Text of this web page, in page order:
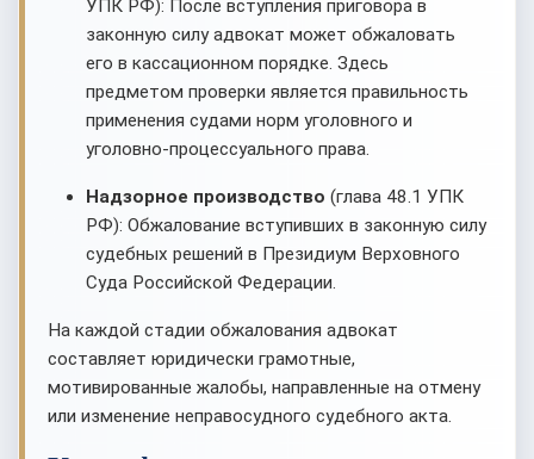
УПК РФ): После вступления приговора в
законную силу адвокат может обжаловать
его в кассационном порядке. Здесь
предметом проверки является правильность
применения судами норм уголовного и
уголовно-процессуального права.
Надзорное производство (глава 48.1 УПК
РФ): Обжалование вступивших в законную силу
судебных решений в Президиум Верховного
Суда Российской Федерации.
На каждой стадии обжалования адвокат
составляет юридически грамотные,
мотивированные жалобы, направленные на отмену
или изменение неправосудного судебного акта.